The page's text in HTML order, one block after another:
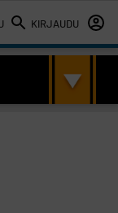
KIRJAUDU